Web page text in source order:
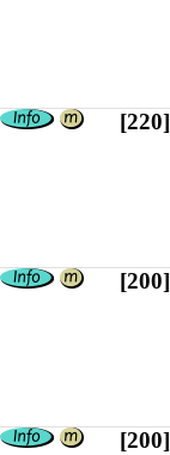
[220]
[200]
[200]